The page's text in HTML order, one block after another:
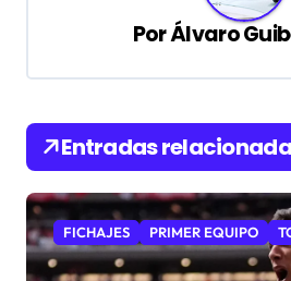
n
d
e
e
n
t
PorÁlvaro
Entradas
FICHAJES PRIMER EQUIPO